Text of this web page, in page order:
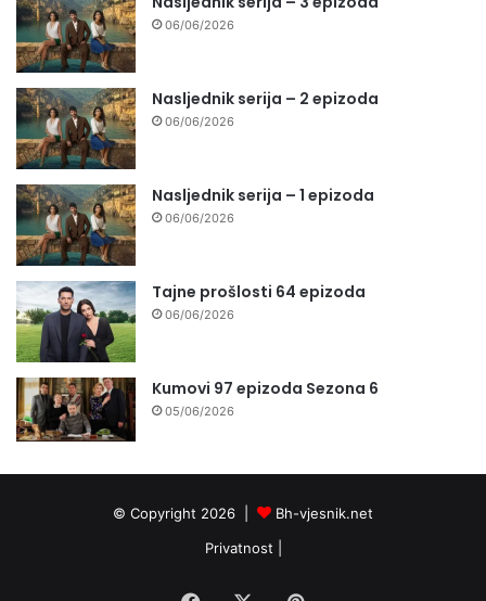
06/06/2026
Nasljednik serija – 2 epizoda
06/06/2026
Nasljednik serija – 1 epizoda
06/06/2026
Tajne prošlosti 64 epizoda
06/06/2026
Kumovi 97 epizoda Sezona 6
05/06/2026
© Copyright 2026 |
Bh-vjesnik.net
Privatnost